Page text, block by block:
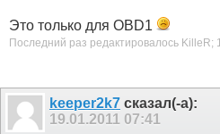
Это только для OBD1
Последний раз редактировалось KilleR;
keeper2k7 сказал(-а):
19.01.2011 07:41